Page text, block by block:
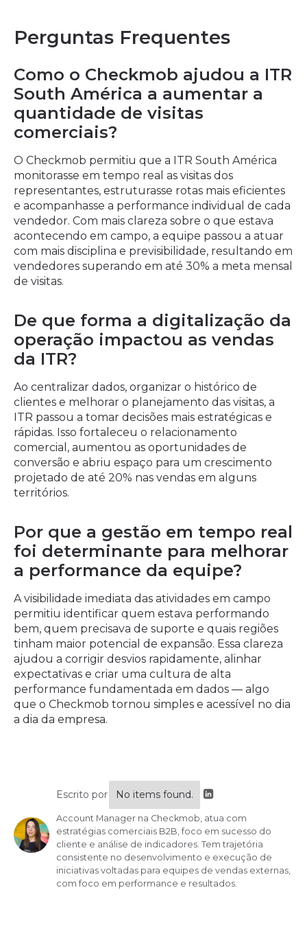
Perguntas Frequentes
Como o Checkmob ajudou a ITR
South América a aumentar a
quantidade de visitas
comerciais?
O Checkmob permitiu que a ITR South América
monitorasse em tempo real as visitas dos
representantes, estruturasse rotas mais eficientes
e acompanhasse a performance individual de cada
vendedor. Com mais clareza sobre o que estava
acontecendo em campo, a equipe passou a atuar
com mais disciplina e previsibilidade, resultando em
vendedores superando em até 30% a meta mensal
de visitas.
De que forma a digitalização da
operação impactou as vendas
da ITR?
Ao centralizar dados, organizar o histórico de
clientes e melhorar o planejamento das visitas, a
ITR passou a tomar decisões mais estratégicas e
rápidas. Isso fortaleceu o relacionamento
comercial, aumentou as oportunidades de
conversão e abriu espaço para um crescimento
projetado de até 20% nas vendas em alguns
territórios.
Por que a gestão em tempo real
foi determinante para melhorar
a performance da equipe?
A visibilidade imediata das atividades em campo
permitiu identificar quem estava performando
bem, quem precisava de suporte e quais regiões
tinham maior potencial de expansão. Essa clareza
ajudou a corrigir desvios rapidamente, alinhar
expectativas e criar uma cultura de alta
performance fundamentada em dados — algo
que o Checkmob tornou simples e acessível no dia
a dia da empresa.
Escrito por No items found.
Account Manager na Checkmob, atua com
estratégias comerciais B2B, foco em sucesso do
cliente e análise de indicadores. Tem trajetória
consistente no desenvolvimento e execução de
iniciativas voltadas para equipes de vendas externas,
com foco em performance e resultados.